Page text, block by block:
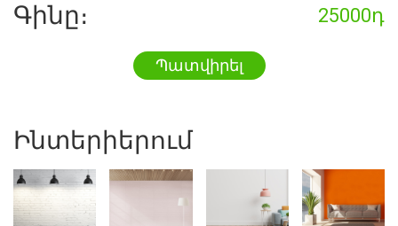
Գինը։ 25000դ
Պատվիրել
Ինտերիերում